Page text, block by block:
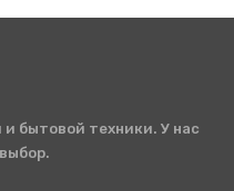
бытовой техники. У нас